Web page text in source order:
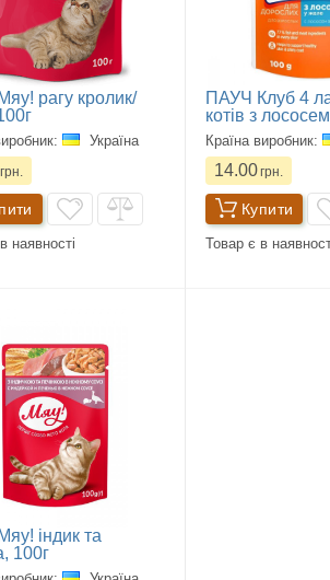
рагу кролик/
Україна
наявності
ПАУЧ Клуб 4
котів з
Країна виробник:
14.00грн.
Купити
Товар є в
індик та
100г